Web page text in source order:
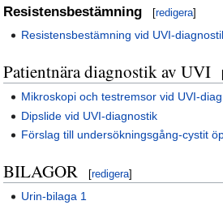
Resistensbestämning [redigera]
Resistensbestämning vid UVI-
Patientnära diagnostik av UVI
Mikroskopi och testremsor vid UVI-
Dipslide vid UVI-diagnostik
Förslag till undersökningsgång-cystit
BILAGOR [redigera]
Urin-bilaga 1